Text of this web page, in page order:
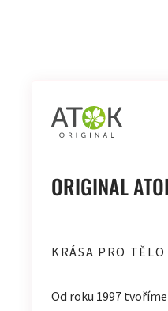
ORIGINAL
KRÁSA PRO
Od roku 1997